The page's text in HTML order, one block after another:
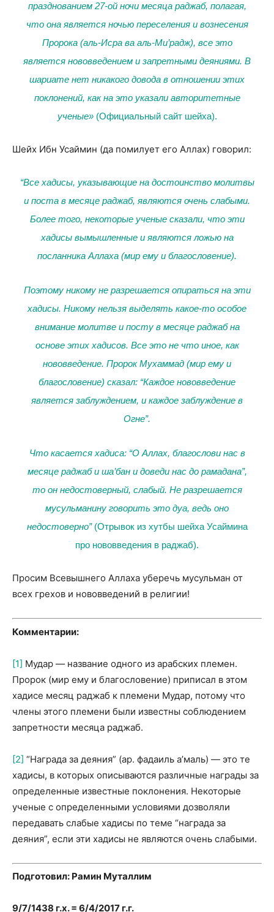
празднованием 27-ой ночи месяца раджаб, полагая,
что она является ночью переселения и вознесения
Пророка (аль-Исра ва аль-Ми’радж), все это
является нововведением и запретными деяниями. В
шариате нет никакого довода в отношении этих
поклонений, как на это указали авторитетные
ученые»(Официальный сайт шейха).
Шейх Ибн Усаймин (да помилует его Аллах) говорил:
“Все хадисы, указывающие на достоинство молитвы
и поста в месяце раджаб, являются очень слабыми.
Более того, некоторые ученые сказали, что эти
хадисы вымышленные и являются ложью на
посланника Аллаха (мир ему и благословение).
Поэтому никому не разрешается опираться на эти
хадисы. Никому нельзя выделять какое-то особое
внимание молитве и посту в месяце раджаб на
основе этих хадисов. Все это не что иное, как
нововведение. Пророк Мухаммад (мир ему и
благословение) сказал: “Каждое нововведение
является заблуждением, и каждое заблуждение в
Огне”.
Что касается хадиса: “О Аллах, благослови нас в
месяце раджаб и ша’бан и доведи нас до рамадана”,
то он недостоверный, слабый. Не разрешается
мусульманину говорить это дуа, ведь оно
недостоверно”(Отрывок из хутбы шейха Усаймина
про нововведения в раджаб).
Просим Всевышнего Аллаха уберечь мусульман от
всех грехов и нововведений в религии!
Комментарии:
[1] Мудар — название одного из арабских племен.
Пророк (мир ему и благословение) приписал в этом
хадисе месяц раджаб к племени Мудар, потому что
члены этого племени были известны соблюдением
запретности месяца раджаб.
[2] “Награда за деяния” (ар. фадаиль а’маль) — это те
хадисы, в которых описываются различные награды за
определенные известные поклонения. Некоторые
ученые с определенными условиями дозволяли
передавать слабые хадисы по теме “награда за
деяния”, если эти хадисы не являются очень слабыми.
Подготовил: Рамин Муталлим
9/7/1438 г.х. = 6/4/2017 г.г.